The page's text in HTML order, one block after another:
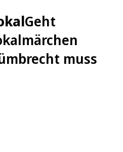
Geht
muss